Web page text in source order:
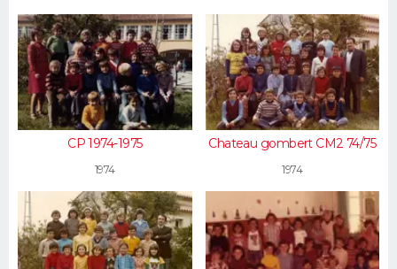
CP 1974-1975
1974
Chateau gombert CM2 74/75
1974